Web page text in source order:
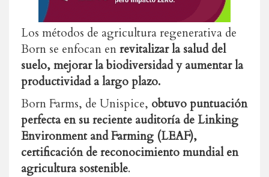
Los métodos de agricultura regenerativa de
Born se enfocan enrevitalizar la salud del
suelo, mejorar la biodiversidad y aumentar la
productividad a largo plazo.
Born Farms, de Unispice, obtuvo puntuación
perfecta en su reciente auditoría de Linking
Environment and Farming (LEAF),
certificación de reconocimiento mundial en
agricultura sostenible.